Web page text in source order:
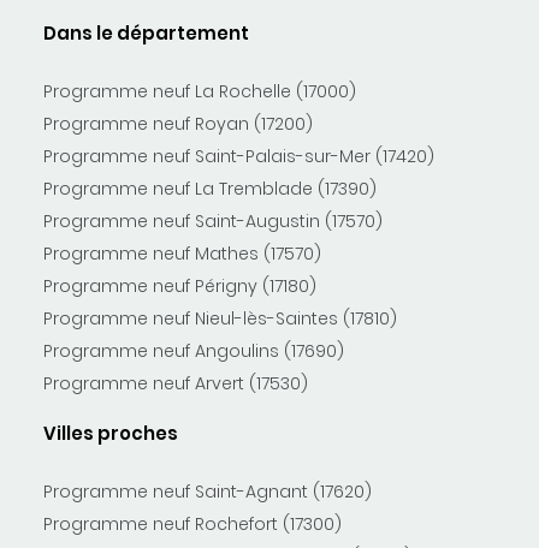
Dans le département
Programme neuf La Rochelle (17000)
Programme neuf Royan (17200)
Programme neuf Saint-Palais-sur-Mer (17420)
Programme neuf La Tremblade (17390)
Programme neuf Saint-Augustin (17570)
Programme neuf Mathes (17570)
Programme neuf Périgny (17180)
Programme neuf Nieul-lès-Saintes (17810)
Programme neuf Angoulins (17690)
Programme neuf Arvert (17530)
Villes proches
Programme neuf Saint-Agnant (17620)
Programme neuf Rochefort (17300)